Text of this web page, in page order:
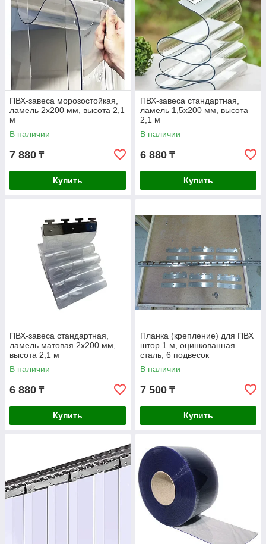
ПВХ-завеса морозостойкая,
ламель 2x200 мм, высота 2,1
м
В наличии
7 880 ₸
Купить
ПВХ-завеса стандартная,
ламель 1,5x200 мм, высота
2,1 м
В наличии
6 880 ₸
Купить
ПВХ-завеса стандартная,
ламель матовая 2x200 мм,
высота 2,1 м
В наличии
6 880 ₸
Купить
Планка (крепление) для ПВХ
штор 1 м, оцинкованная
сталь, 6 подвесок
В наличии
7 500 ₸
Купить